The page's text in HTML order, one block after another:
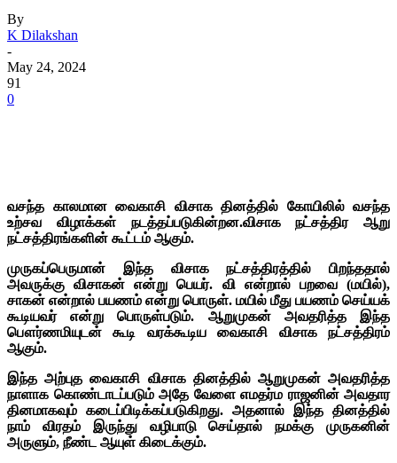
By
K Dilakshan
-
May 24, 2024
91
0
வசந்த காலமான வைகாசி விசாக தினத்தில் கோயிலில் வசந்த
உற்சவ
விழாக்கள் நடத்தப்படுகின்றன.விசாக நட்சத்திர
ஆறு
நட்சத்திரங்களின் கூட்டம் ஆகும்.
முருகப்பெருமான்
இந்த விசாக நட்சத்திரத்தில்
பிறந்ததால்
அவருக்கு விசாகன் என்று பெயர். வி என்றால் பறவை(மயில்),
சாகன் என்றால் பயணம் என்று பொருள். மயில் மீது பயணம் செய்யக்
கூடியவர்
என்று பொருள்படும். ஆறுமுகன் அவதரித்த
இந்த
பௌர்ணமியுடன்
கூடி வரக்கூடிய வைகாசி விசாக
நட்சத்திரம்
ஆகும்.
இந்த அற்புத வைகாசி விசாக தினத்தில் ஆறுமுகன் அவதரித்த
நாளாக கொண்டாடப்படும் அதே வேளை எமதர்ம ராஜனின் அவதார
தினமாகவும் கடைப்பிடிக்கப்படுகிறது. அதனால் இந்த தினத்தில்
நாம்
விரதம் இருந்து வழிபாடு செய்தால் நமக்கு
முருகனின்
அருளும், நீண்ட ஆயுள் கிடைக்கும்.